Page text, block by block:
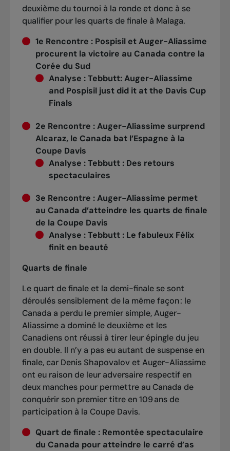
deuxième du tournoi à la ronde et donc à se
qualifier pour les quarts de finale à Malaga.
1e Rencontre : Pospisil et Auger-Aliassime
procurent la victoire au Canada contre la
Corée du Sud
Analyse :Tebbutt: Auger-Aliassime
and Pospisil just did it at the Davis Cup
Finals
2e Rencontre :Auger-Aliassime surprend
Alcaraz, le Canada bat l’Espagne à la
Coupe Davis
Analyse :Tebbutt : Des retours
spectaculaires
3e Rencontre :Auger-Aliassime permet
au Canada d’atteindre les quarts de finale
de la Coupe Davis
Analyse :Tebbutt : Le fabuleux Félix
finit en beauté
Quarts de finale
Le quart de finale et la demi-finale se sont
déroulés sensiblement de la même façon : le
Canada a perdu le premier simple, Auger-
Aliassime a dominé le deuxième et les
Canadiens ont réussi à tirer leur épingle du jeu
en double. Il n’y a pas eu autant de suspense en
finale, car Denis Shapovalov et Auger-Aliassime
ont eu raison de leur adversaire respectif en
deux manches pour permettre au Canada de
conquérir son premier titre en 109 ans de
participation à la Coupe Davis.
Quart de finale : Remontée spectaculaire
du Canada pour atteindre le carré d’as